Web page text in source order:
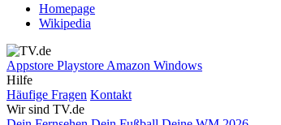
Homepage
Wikipedia
Appstore Playstore Amazon Windows
Hilfe
Häufige Fragen Kontakt
Wir sind TV.de